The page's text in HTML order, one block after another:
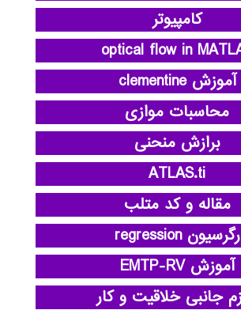
کامپیوتر
optical flow in
آموزش clementine
محاسبات موازی
برازش منحنی
ATLAS.ti
مقاله و کد متلب
رگرسیون regression
آموزش EMTP-RV
جانبی خلاقیت و کار